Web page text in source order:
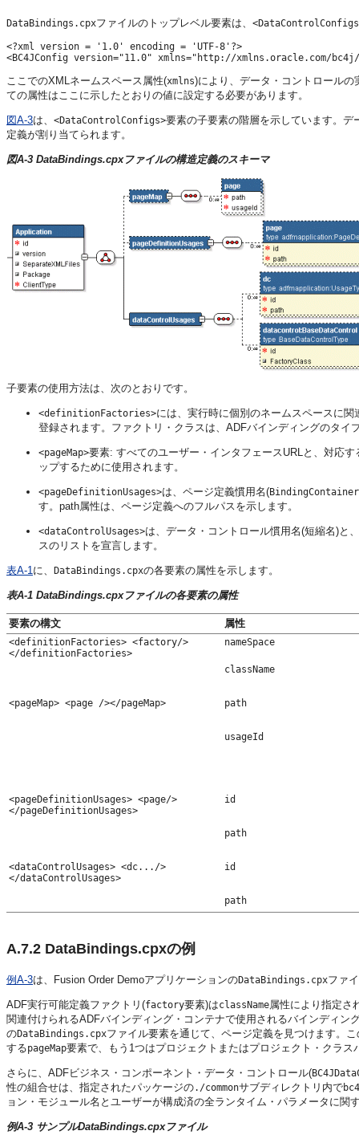
DataBindings.cpxファイルのトップレベル要素は、
<?xml version = '1.0' encoding = 'UTF-8'?>
ここでのXMLネームスペース属性(xmlns)により、データ・コントロール
ての属性はここに示したとおりの値に設定する必要があります。
図A-3は、 <DataControlConfigs>要素の子要素の階層を示しています。
定義が割り当てられます。
図A-3 DataBindings.cpxファイルの構造定義のスキーマ
子要素の使用方法は、次のとおりです。
<definitionFactories>には、実行時に個別のネームスペースに
登録されます。ファクトリ・クラスは、ADFバインディングのタ
<pageMap>要素: すべてのユーザー・インタフェースURLと、対応
ップするために使用されます。
<pageDefinitionUsages>は、ページ定義慣用名(BindingContainer
す。path属性は、ページ定義へのフルパスを示します。
<dataControlUsages>は、データ・コントロール慣用名(短縮名)と
スのリストを宣言します。
表A-1 に、 DataBindings.cpxの各要素の属性を示します。
表A-1 DataBindings.cpxファイルの各要素の属性
要素の構文 属性
<definitionFactories> <factory/>
</definitionFactories>
nameSpace
className
<pageMap> <page /></pageMap> path
usageId
<pageDefinitionUsages> <page/>
</pageDefinitionUsages>
id
path
<dataControlUsages> <dc.../>
</dataControlUsages>
id
path
A.7.2 DataBindings.cpxの例
例A-3は、Fusion Order DemoアプリケーションのDataBindings.cpxファ
ADF実行可能定義ファクトリ(factory要素)はclassName属性により指定さ
関連付けられるADFバインディング・コンテナで使用されるバインディ
のDataBindings.cpxファイル要素を通じて、ページ定義を見つけます。
するpageMap要素で、もう1つはプロジェクトまたはプロジェクト・クラ
さらに、ADFビジネス・コンポーネント・データ・コントロール(
性の組合せは、指定されたパッケージの./commonサブディレクトリ内で
ョン・モジュール名とユーザーが構成済の全ランタイム・パラメータに関
例A-3 サンプルDataBindings.cpxファイル